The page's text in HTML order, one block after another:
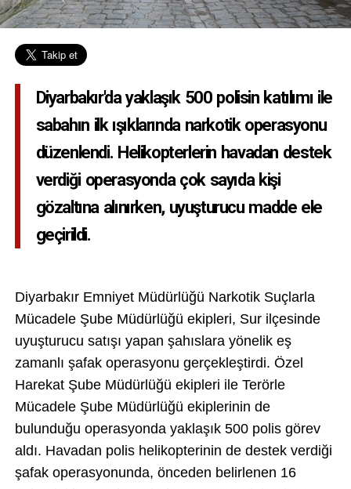
Diyarbakır'da yaklaşık 500 polisin katılımı ile
sabahın ilk ışıklarında narkotik operasyonu
düzenlendi. Helikopterlerin havadan destek
verdiği operasyonda çok sayıda kişi
gözaltına alınırken, uyuşturucu madde ele
geçirildi.
Diyarbakır Emniyet Müdürlüğü Narkotik Suçlarla
Mücadele Şube Müdürlüğü ekipleri, Sur ilçesinde
uyuşturucu satışı yapan şahıslara yönelik eş
zamanlı şafak operasyonu gerçekleştirdi. Özel
Harekat Şube Müdürlüğü ekipleri ile Terörle
Mücadele Şube Müdürlüğü ekiplerinin de
bulunduğu operasyonda yaklaşık 500 polis görev
aldı. Havadan polis helikopterinin de destek verdiği
şafak operasyonunda, önceden belirlenen 16